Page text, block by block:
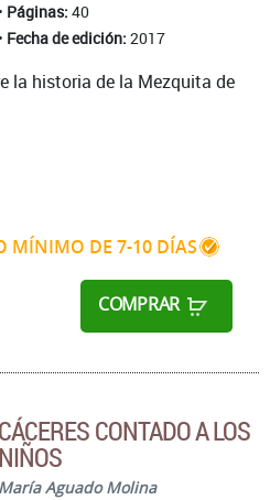
Páginas: 40
Fecha de edición: 2017
MÍNIMO DE 7-10 DÍAS
COMPRAR
la historia de la Mezquita de
CÁCERES CONTADO A LOS
NIÑOS
María Aguado Molina